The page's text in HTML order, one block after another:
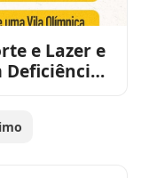
e Lazer e
Deficiência